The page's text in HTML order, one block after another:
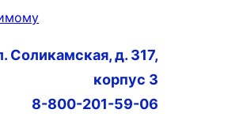
Соликамская, д. 317,
корпус 3
8-800-201-59-06